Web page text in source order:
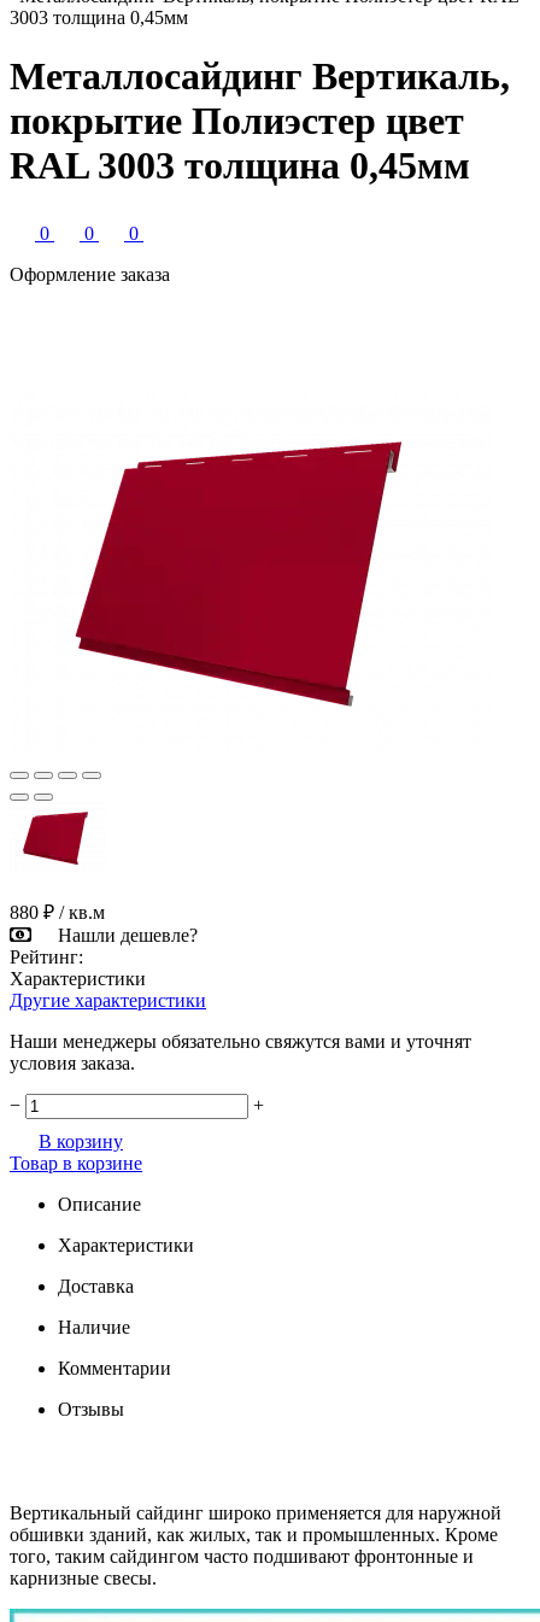
3003 толщина 0,45мм
Металлосайдинг Вертикаль,
покрытие Полиэстер цвет
RAL 3003 толщина 0,45мм
0 0
0
Оформление заказа
880 ₽ / кв.м
Нашли дешевле?
Рейтинг:
Характеристики
Другие характеристики
Наши менеджеры обязательно свяжутся вами и уточнят
условия заказа.
−
+
В корзину
Товар в корзине
Описание
Характеристики
Доставка
Наличие
Комментарии
Отзывы
Вертикальный сайдинг широко применяется для наружной
обшивки зданий, как жилых, так и промышленных. Кроме
того, таким сайдингом часто подшивают фронтонные и
карнизные свесы.